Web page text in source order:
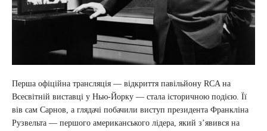
Перша офіційна трансляція — відкриття павільйону RCA на
Всесвітній виставці у Нью-Йорку — стала історичною подією. Її
вів сам Сарнов, а глядачі побачили виступ президента Франкліна
Рузвельта — першого американського лідера, який з’явився на